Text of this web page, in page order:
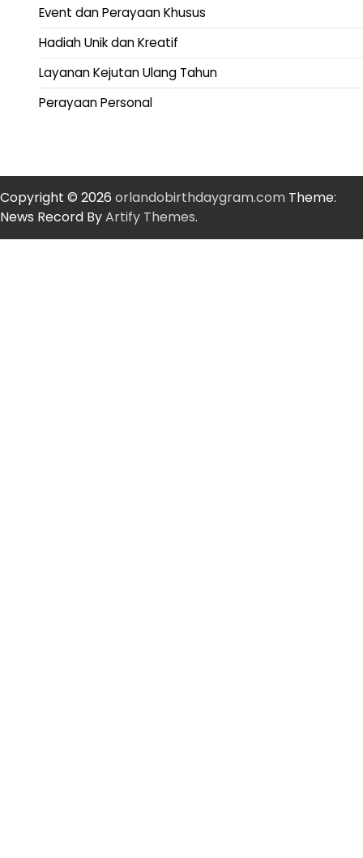
Event dan Perayaan Khusus
Hadiah Unik dan Kreatif
Layanan Kejutan Ulang Tahun
Perayaan Personal
Copyright © 2026 orlandobirthdaygram.com Theme:
News Record ByArtify Themes.